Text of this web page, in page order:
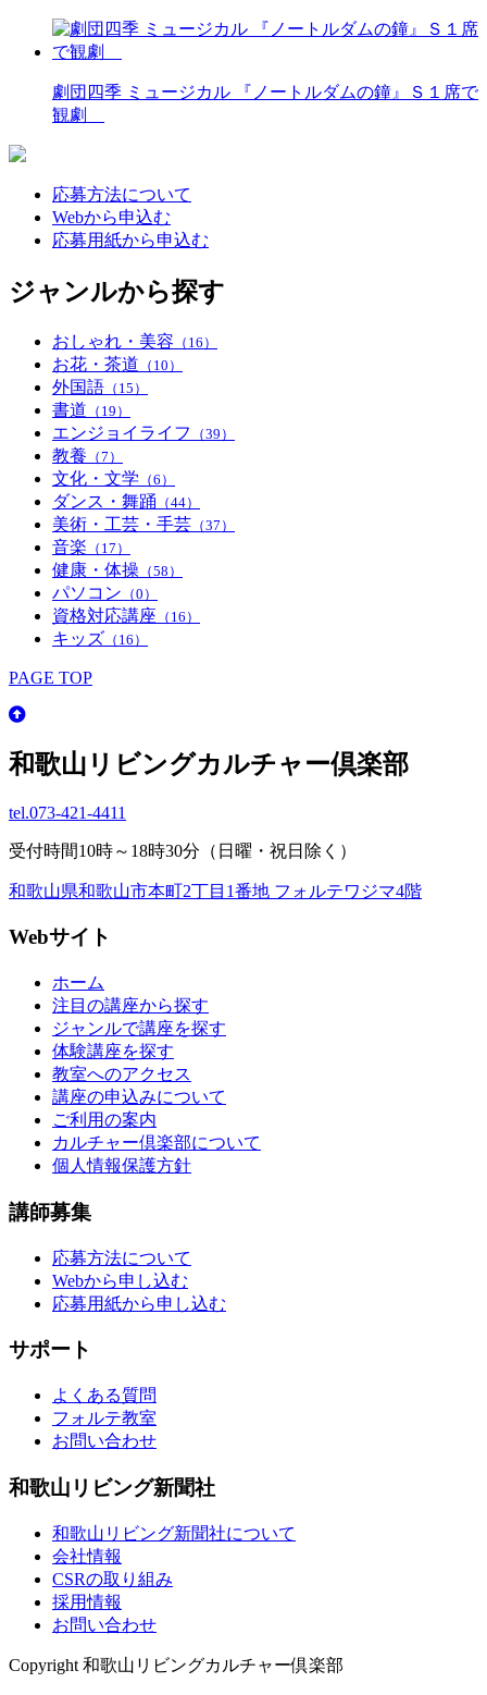
劇団四季 ミュージカル 『ノートルダムの鐘』Ｓ１席で
観劇
応募方法について
Webから申込む
応募用紙から申込む
ジャンルから探す
おしゃれ・美容 （16）
お花・茶道 （10）
外国語 （15）
書道 （19）
エンジョイライフ （39）
教養 （7）
文化・文学 （6）
ダンス・舞踊 （44）
美術・工芸・手芸 （37）
音楽 （17）
健康・体操 （58）
パソコン （0）
資格対応講座 （16）
キッズ （16）
PAGE TOP
和歌山リビングカルチャー倶楽部
tel.073-421-4411
受付時間10時～18時30分（日曜・祝日除く）
和歌山県和歌山市本町2丁目1番地 フォルテワジマ4階
Webサイト
ホーム
注目の講座から探す
ジャンルで講座を探す
体験講座を探す
教室へのアクセス
講座の申込みについて
ご利用の案内
カルチャー倶楽部について
個人情報保護方針
講師募集
応募方法について
Webから申し込む
応募用紙から申し込む
サポート
よくある質問
フォルテ教室
お問い合わせ
和歌山リビング新聞社
和歌山リビング新聞社について
会社情報
CSRの取り組み
採用情報
お問い合わせ
Copyright 和歌山リビングカルチャー倶楽部